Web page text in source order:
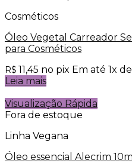
Cosméticos
Óleo Vegetal Carreador
para Cosméticos
R$ 11,45 no pix Em até 1x de
Leia mais
Visualização Rápida
Fora de estoque
Linha Vegana
Óleo essencial Alecrim 10ml